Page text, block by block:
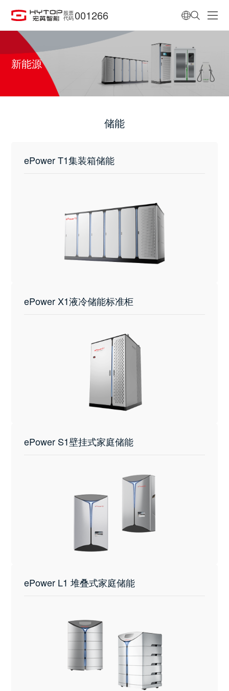
股票
代码 001266
新能源
储能
ePower T1集装箱储能
ePower X1液冷储能标准柜
ePower S1壁挂式家庭储能
ePower L1 堆叠式家庭储能